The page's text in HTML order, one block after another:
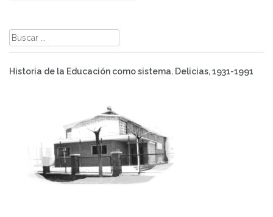
Buscar:
Historia de la Educación como sistema. Delicias, 1931-1991